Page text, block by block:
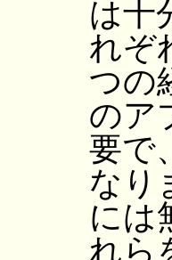
は十
れぞ
つの
のア
要で
なり
には
れら